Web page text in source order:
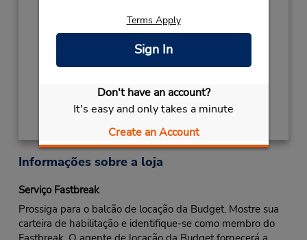
Terms Apply
Sign In
Don't have an account?
It's easy and only takes a minute
Create an Account
NEW YEARS DAYJaneiro 1 closed
Local de entrega das chaves
Informações sobre a loja
Serviço Fastbreak
Prossiga para o balcão de locação da Budget. Mostre sua
carteira de habilitação e identifique-se como membro do